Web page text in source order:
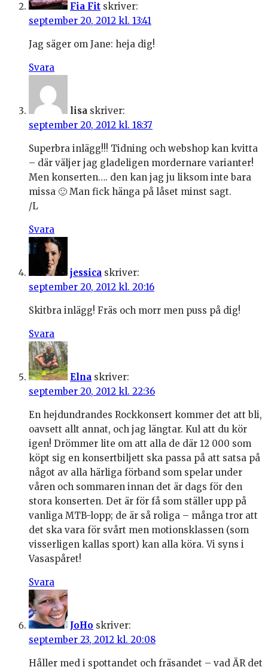
Fia Fit skriver:
september 20, 2012 kl. 13:41
Jag säger om Jane: heja dig!
Svara
lisa skriver:
september 20, 2012 kl. 18:37
Superbra inlägg!!! Tidning och webshop kan kvitta
– där väljer jag gladeligen mordernare varianter!
Men konserten…. den kan jag ju liksom inte bara
missa 🙂 Man fick hänga på låset minst sagt.
/L
Svara
jessica skriver:
september 20, 2012 kl. 20:16
Skitbra inlägg! Fräs och morr men puss på dig!
Svara
Elna skriver:
september 20, 2012 kl. 22:36
En hejdundrandes Rockkonsert kommer det att bli,
oavsett allt annat, och jag längtar. Kul att du kör
igen! Drömmer lite om att alla de där 12 000 som
köpt sig en konsertbiljett ska passa på att satsa på
något av alla härliga förband som spelar under
våren och sommaren innan det är dags för den
stora konserten. Det är för få som ställer upp på
vanliga MTB-lopp; de är så roliga – många tror att
det ska vara för svårt men motionsklassen (som
visserligen kallas sport) kan alla köra. Vi syns i
Vasaspåret!
Svara
JoHo skriver:
september 23, 2012 kl. 20:08
Håller med i spottandet och fräsandet – vad ÄR det